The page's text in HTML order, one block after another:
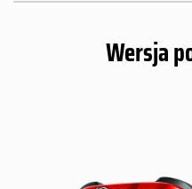
Wersja